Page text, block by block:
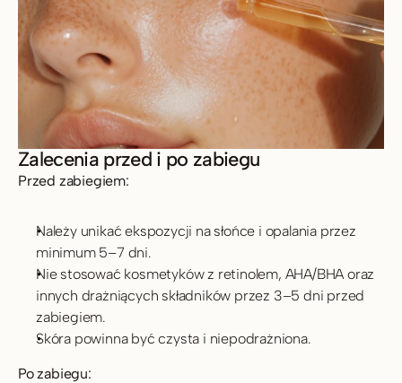
Zalecenia przed i po zabiegu
Przed zabiegiem:
Należy unikać ekspozycji na słońce i opalania przez
minimum 5–7 dni.
Nie stosować kosmetyków z retinolem, AHA/BHA oraz
innych drażniących składników przez 3–5 dni przed
zabiegiem.
Skóra powinna być czysta i niepodrażniona.
Po zabiegu: